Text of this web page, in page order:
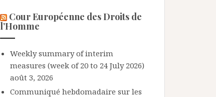
Cour Européenne des Droits de
l’Homme
Weekly summary of interim
measures (week of 20 to 24 July 2026)
août 3, 2026
Communiqué hebdomadaire sur les